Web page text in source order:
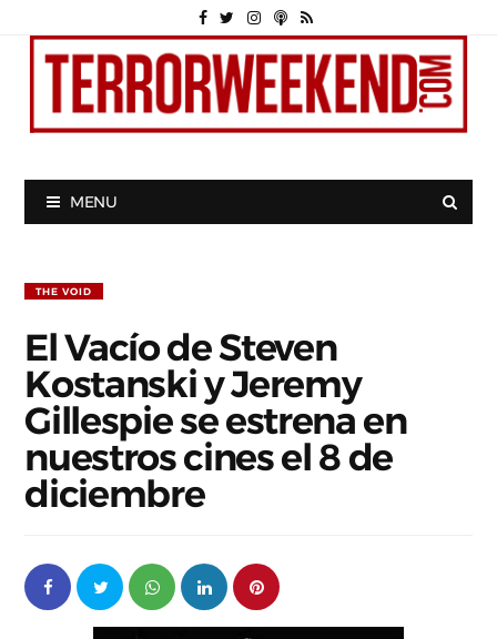
MENU
THE VOID
El Vacío de Steven
Kostanski y Jeremy
Gillespie se estrena en
nuestros cines el 8 de
diciembre